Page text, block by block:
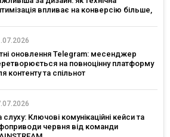
впливає на конверсію більше,
оновлення Telegram: месенджер
на повноцінну платформу
контенту та спільнот
слуху: Ключові комунікаційні кейси та
червня від команди